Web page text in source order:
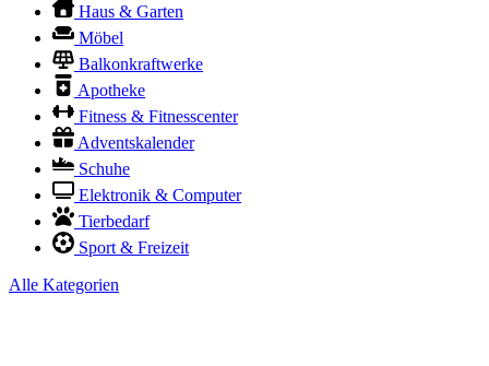
Haus & Garten
Möbel
Balkonkraftwerke
Apotheke
Fitness & Fitnesscenter
Adventskalender
Schuhe
Elektronik & Computer
Tierbedarf
Sport & Freizeit
Alle Kategorien